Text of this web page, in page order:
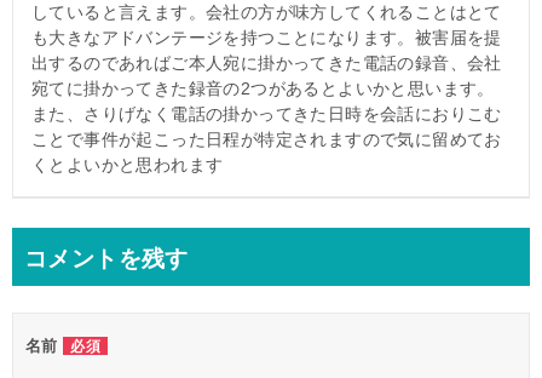
していると言えます。会社の方が味方してくれることはとて
も大きなアドバンテージを持つことになります。被害届を提
出するのであればご本人宛に掛かってきた電話の録音、会社
宛てに掛かってきた録音の2つがあるとよいかと思います。
また、さりげなく電話の掛かってきた日時を会話におりこむ
ことで事件が起こった日程が特定されますので気に留めてお
くとよいかと思われます
コメントを残す
名前 必須